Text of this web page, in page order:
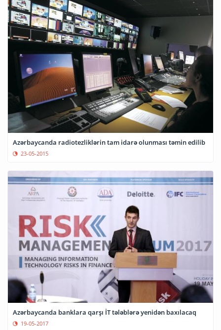
Azərbaycanda radiotezliklərin tam idarə olunması təmin edilib
23-05-2015
Azərbaycanda banklara qarşı İT tələblərə yenidən baxılacaq
19-05-2017